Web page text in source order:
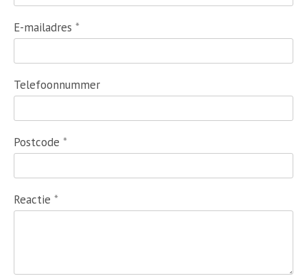
E-mailadres
Telefoonnummer
Postcode
Reactie